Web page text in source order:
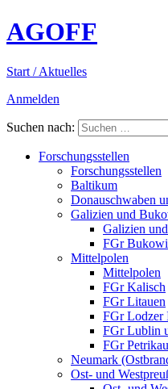
AGOFF
Start / Aktuelles
Anmelden
Suchen nach:
Forschungsstellen
Forschungsstellen
Baltikum
Donauschwaben
Galizien und
Galizien
FGr
Mittelpolen
Mittelpolen
FGr Kalisch
FGr Litauen
FGr Lodzer
FGr Lublin
FGr Petrikau
Neumark
Ost- und